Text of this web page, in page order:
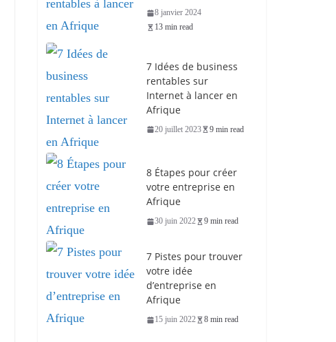
8 janvier 2024
13 min read
7 Idées de business
rentables sur
Internet à lancer en
Afrique
20 juillet 2023 9 min read
8 Étapes pour créer
votre entreprise en
Afrique
30 juin 2022 9 min read
7 Pistes pour trouver
votre idée
d’entreprise en
Afrique
15 juin 2022 8 min read